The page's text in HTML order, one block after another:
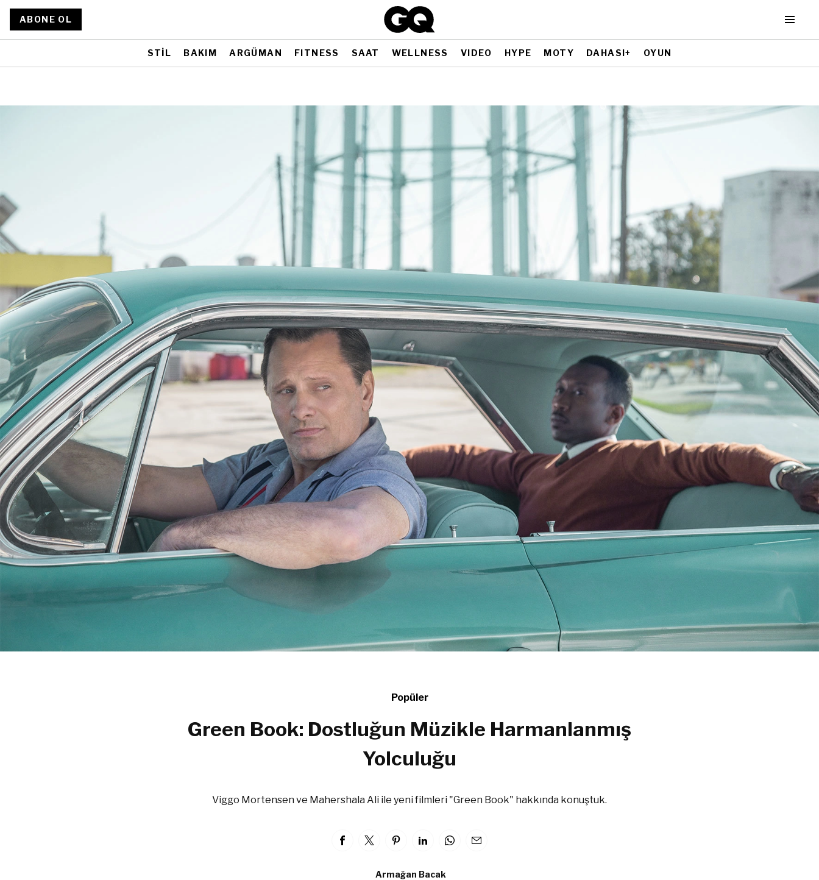
ABONE OL
STİL BAKIM ARGÜMAN FITNESS SAAT WELLNESS VIDEO HYPE MOTY DAHASI+ OYUN
Popüler
Green Book: Dostluğun Müzikle Harmanlanmış
Yolculuğu
Viggo Mortensen ve Mahershala Ali ile yeni filmleri "Green Book" hakkında konuştuk.
Armağan Bacak